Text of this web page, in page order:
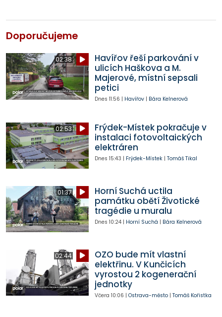
Doporučujeme
02:38
Havířov řeší parkování v
ulicích Haškova a M.
Majerové, místní sepsali
petici
Dnes 11:56 | Havířov| Bára Kelnerová
02:53
Frýdek-Místek pokračuje v
instalaci fotovoltaických
elektráren
Dnes 15:43 | Frýdek-Místek| Tomáš Tikal
01:37
Horní Suchá uctila
památku obětí Životické
tragédie u muralu
Dnes 10:24| Horní Suchá | Bára Kelnerová
02:44
OZO bude mít vlastní
elektřinu. V Kunčicích
vyrostou 2 kogenerační
jednotky
Včera 10:06 | Ostrava-město| Tomáš Kořistka